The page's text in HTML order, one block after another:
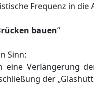
Frequenz in die
bauen“
Sinn:
eine Verlängerung
der